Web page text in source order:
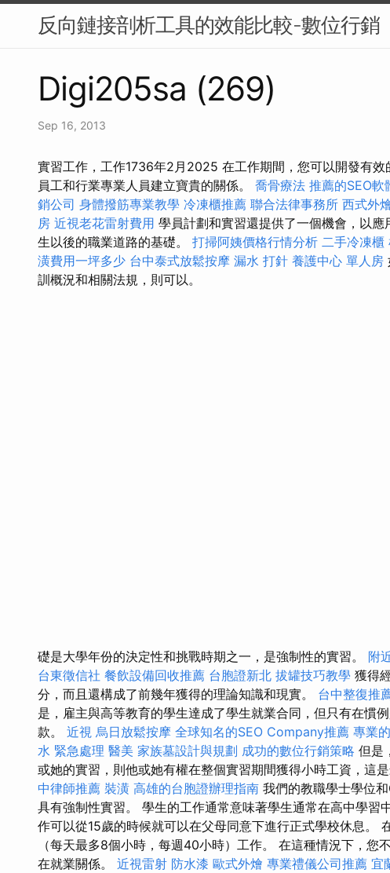
反向鏈接剖析工具的效能比較-數位行銷
Digi205sa (269)
Sep 16, 2013
實習工作，工作1736年2月2025 在工作期間，您可以開發有
員工和行業專業人員建立寶貴的關係。 喬骨療法 推薦的SEO軟
銷公司 身體撥筋專業教學 冷凍櫃推薦 聯合法律事務所 西式外
房 近視老花雷射費用 學員計劃和實習還提供了一個機會，以
生以後的職業道路的基礎。 打掃阿姨價格行情分析 二手冷凍櫃
潢費用一坪多少 台中泰式放鬆按摩 漏水 打針 養護中心 單人房
訓概況和相關法規，則可以。
礎是大學年份的決定性和挑戰時期之一，是強制性的實習。 附
台東徵信社 餐飲設備回收推薦 台胞證新北 拔罐技巧教學 獲得
分，而且還構成了前幾年獲得的理論知識和現實。 台中整復推
是，雇主與高等教育的學生達成了學生就業合同，但只有在慣
款。 近視 烏日放鬆按摩 全球知名的SEO Company推薦 專業
水 緊急處理 醫美 家族墓設計與規劃 成功的數位行銷策略 但是
或她的實習，則他或她有權在整個實習期間獲得小時工資，這
中律師推薦 裝潢 高雄的台胞證辦理指南 我們的教職學士學位
具有強制性實習。 學生的工作通常意味著學生通常在高中學習
作可以從15歲的時候就可以在父母同意下進行正式學校休息。
（每天最多8個小時，每週40小時）工作。 在這種情況下，您
在就業關係。 近視雷射 防水漆 歐式外燴 專業禮儀公司推薦 宜